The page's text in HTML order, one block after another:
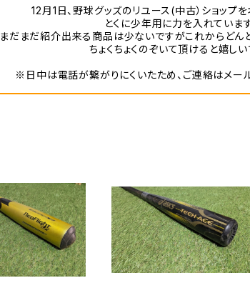
12月1日、野球グッズのリユース(中古）ショップを
とくに少年用に力を入れています
まだまだ紹介出来る商品は少ないですがこれからどん
ちょくちょくのぞいて頂けると嬉しい
※日中は電話が繋がりにくいたため、ご連絡はメー